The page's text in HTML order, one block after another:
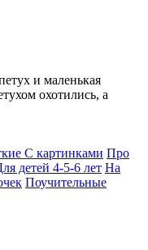
и маленькая
охотились, а
С картинками Про
детей 4-5-6 лет На
Поучительные